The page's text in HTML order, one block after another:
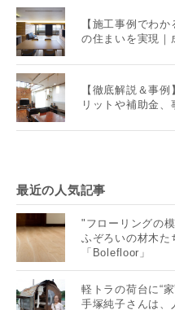
【施工事例でわ
の住まいを実現｜
【徹底解説＆事
リットや補助金、
最近の人気記事
"フローリングの
ふぞろいの材木た
「Bolefloor」
軽トラの荷台に“
手塚純子さんは、